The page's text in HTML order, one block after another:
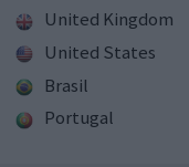
United Kingdom
United States
Brasil
Portugal